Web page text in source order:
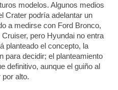
modelos. Algunos medios
Crater podría adelantar un
a medirse con Ford Bronco,
pero Hyundai no entra
planteado el concepto, la
para decidir; el planteamiento
definitivo, aunque el guiño al
alto.